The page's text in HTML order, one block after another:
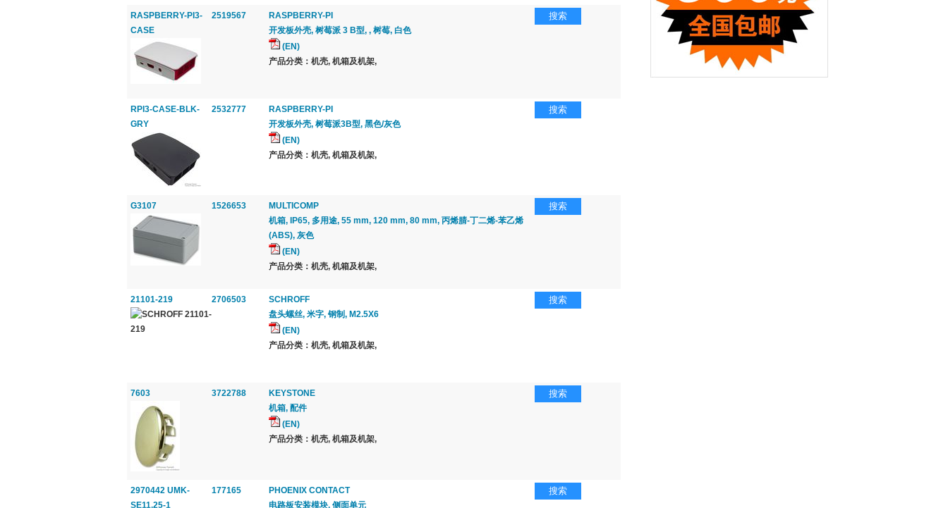
RASPBERRY-PI3-
CASE
2519567
RASPBERRY-PI
开发板外壳, 树莓派 3 B型, , 树莓, 白色
(EN)
产品分类：机壳, 机箱及机架,
搜索
RPI3-CASE-BLK-
GRY
2532777
RASPBERRY-PI
开发板外壳, 树莓派3B型, 黑色/灰色
(EN)
产品分类：机壳, 机箱及机架,
搜索
G3107 1526653
MULTICOMP
机箱, IP65, 多用途, 55 mm, 120 mm, 80 mm, 丙烯腈-丁二烯-苯乙烯
(ABS), 灰色
(EN)
产品分类：机壳, 机箱及机架,
搜索
21101-219 2706503
SCHROFF
盘头螺丝, 米字, 钢制, M2.5X6
(EN)
产品分类：机壳, 机箱及机架,
搜索
7603 3722788
KEYSTONE
机箱, 配件
(EN)
产品分类：机壳, 机箱及机架,
搜索
2970442 UMK-
SE11.25-1
177165
PHOENIX CONTACT
电路板安装模块, 侧面单元
搜索